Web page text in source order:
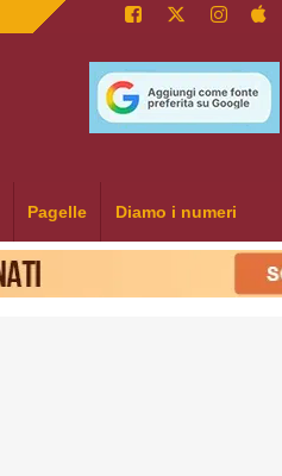
Pagelle Diamo i numeri